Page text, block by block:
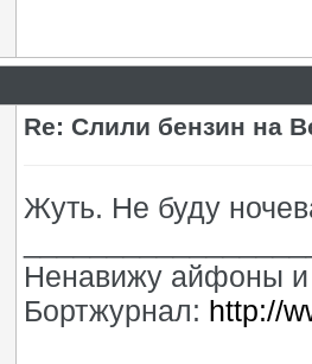
Re: Слили бензин на
Жуть. Не буду
Ненавижу айфоны
Бортжурнал: http://